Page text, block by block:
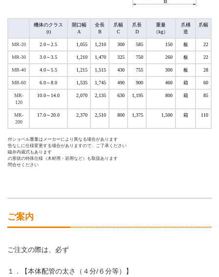
機体のクラス
(t)
開口幅
A
全長
B
爪幅
C
爪長
D
重量
（kg）
爪構
造
爪幅
MR-20 2.0～2.5 1,055 1,210 300 585 150 板 22
MR-30 3.0～3.5 1,210 1,470 325 750 260 板 22
MR-40 4.0～5.5 1,215 1,515 430 755 300 板 28
MR-60 6.0～8.0 1,535 1,745 490 900 460 箱 60
MR-
120
10.0～14.0 2,070 2,135 630 1,195 800 箱 85
MR-
200
17.0～20.0 2,370 2,510 800 1,375 1,500 箱 110
取付ショベル重量はメーカーにより異なる場合があります
予告なしに仕様変更する場合がありますので、ご了承ください
電磁弁内蔵式もあります
爪の形状の特殊仕様（木材用・岩用など）も取扱あります
お問合せください
ご案内
ご注文の際は、必ず
１．【本体配管の太さ（４分/６分等）】